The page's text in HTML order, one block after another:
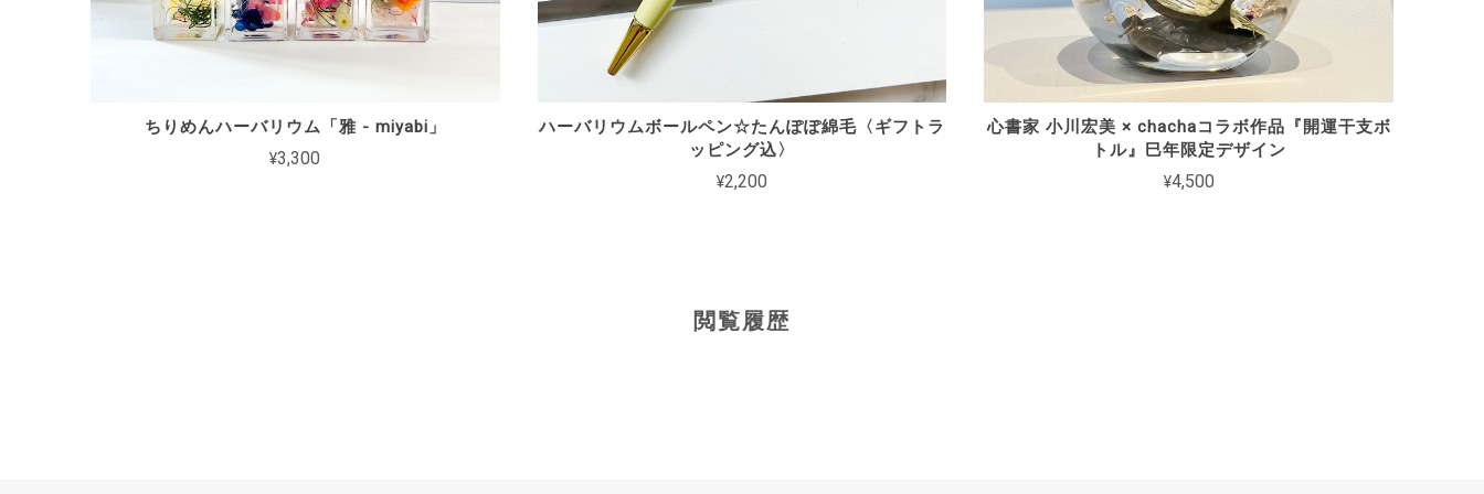
ちりめんハーバリウム「雅 - miyabi」
¥3,300
ハーバリウムボールペン☆たんぽぽ綿毛〈ギフトラ
ッピング込〉
¥2,200
心書家 小川宏美 × chachaコラボ作品『開運干支ボ
トル』巳年限定デザイン
¥4,500
閲覧履歴